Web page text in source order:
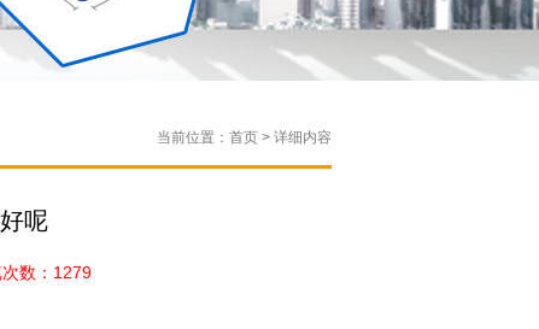
当前位置：首页 > 详细内容
呢
数：1279